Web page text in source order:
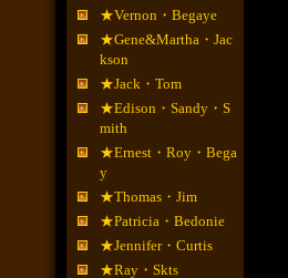
★Vernon・Begaye
★Gene&Martha・Jac
kson
★Jack・Tom
★Edison・Sandy・S
mith
★Ernest・Roy・Bega
y
★Thomas・Jim
★Patricia・Bedonie
★Jennifer・Curtis
★Ray・Skts